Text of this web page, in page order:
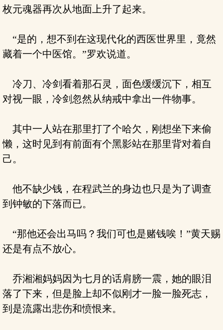
枚元魂器再次从地面上升了起来。
“是的，想不到在这现代化的西医世界里，竟然
藏着一个中医馆。”罗欢说道。
冷刀、冷剑看着那石灵，面色缓缓沉下，相互
对视一眼，冷剑忽然从纳戒中拿出一件物事。
其中一人站在那里打了个哈欠，刚想坐下来偷
懒，这时见到有前面有个黑影站在那里背对着自
己。
他不缺少钱，在程武兰的身边也只是为了调查
到钟敏的下落而已。
“那他还会出马吗？我们可也是赌钱唉！”黄天赐
还是有点不放心。
乔湘湘妈妈因为七月的话肩膀一震，她的眼泪
落了下来，但是脸上却不似刚才一脸一脸死志，
到是流露出悲伤和愤恨来。